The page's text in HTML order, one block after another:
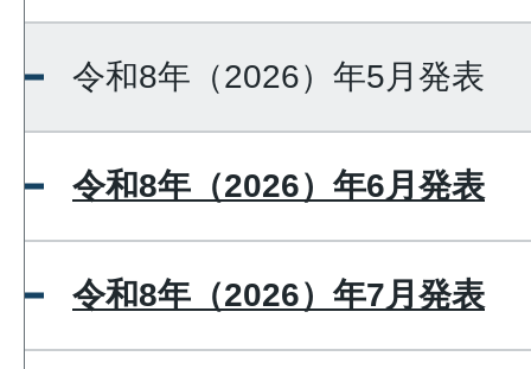
令和8年（2026）年5月発表
令和8年（2026）年6月発表
令和8年（2026）年7月発表